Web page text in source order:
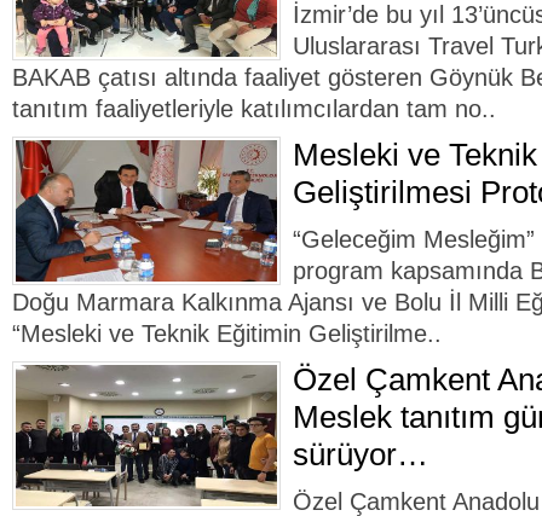
İzmir’de bu yıl
Uluslararası Travel
BAKAB çatısı altında faaliyet gösteren Göynük
tanıtım faaliyetleriyle katılımcılardan tam no..
Mesleki ve
Geliştirilmesi
“Geleceğim
program kapsamında
Doğu Marmara Kalkınma Ajansı ve Bolu İl Milli
“Mesleki ve Teknik Eğitimin Geliştirilme..
Özel Çamkent
Meslek tanıtım
sürüyor…
Özel Çamkent